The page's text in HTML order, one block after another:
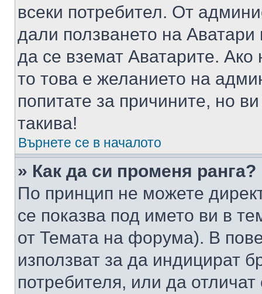
всеки потребител. От
дали ползването на
да се вземат Аватарите.
то това е желанието на
попитате за причините, но
такива!
Върнете се в началото
» Как да си променя ранга?
По принцип не можете
се показва под името ви в
от Темата на форума). В
използват за да индицират
потребителя, или да